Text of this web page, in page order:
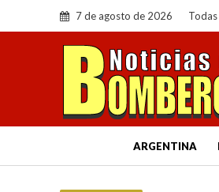
7 de agosto de 2026
ARGENTINA